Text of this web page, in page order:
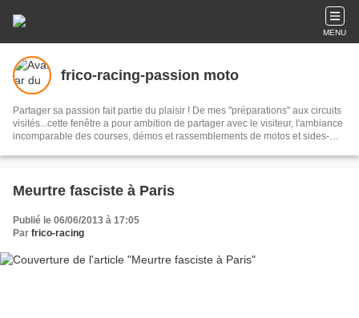
MENU
frico-racing-passion moto
Partager sa passion fait partie du plaisir ! De mes "préparations" aux circuits
visités...cette fenêtre a pour ambition de partager avec le visiteur, l'ambiance
incomparable des courses, démos et rassemblements de motos et sides-
Meurtre fasciste à Paris
Publié le 06/06/2013 à 17:05
Par frico-racing